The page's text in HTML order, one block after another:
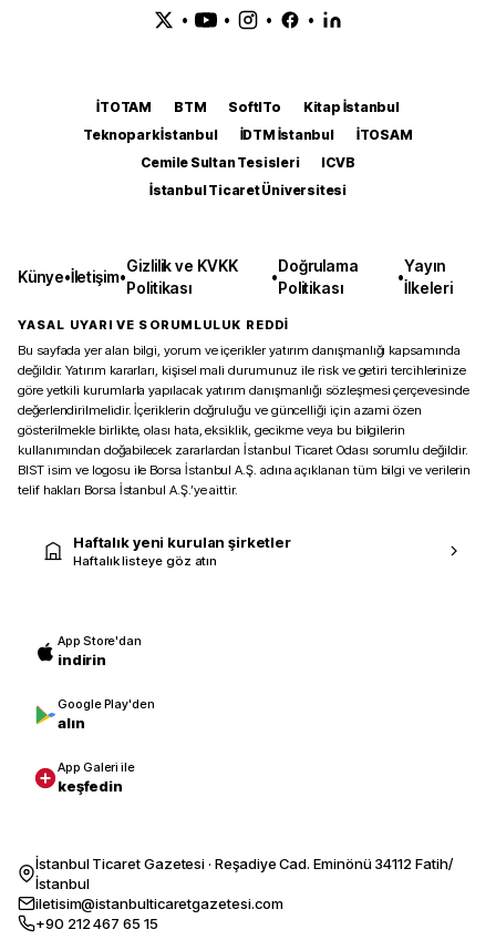
• • • •
İTOTAM BTM SoftITo
Kitap İstanbul
Teknopark İstanbul
İDTM İstanbul
İTOSAM
Cemile Sultan Tesisleri
ICVB
İstanbul Ticaret Üniversitesi
Künye•İletişim•
Gizlilik ve KVKK
Politikası
•
Doğrulama
Politikası
•
Yayın
İlkeleri
YASAL UYARI VE SORUMLULUK REDDİ
Bu sayfada yer alan bilgi, yorum ve içerikler yatırım danışmanlığı kapsamında
değildir. Yatırım kararları, kişisel mali durumunuz ile risk ve getiri tercihlerinize
göre yetkili kurumlarla yapılacak yatırım danışmanlığı sözleşmesi çerçevesinde
değerlendirilmelidir. İçeriklerin doğruluğu ve güncelliği için azami özen
gösterilmekle birlikte, olası hata, eksiklik, gecikme veya bu bilgilerin
kullanımından doğabilecek zararlardan İstanbul Ticaret Odası sorumlu değildir.
BIST isim ve logosu ile Borsa İstanbul A.Ş. adına açıklanan tüm bilgi ve verilerin
telif hakları Borsa İstanbul A.Ş.’ye aittir.
Haftalık yeni kurulan şirketler
Haftalık listeye göz atın
App Store'dan
indirin
Google Play'den
alın
App Galeri ile
keşfedin
İstanbul Ticaret Gazetesi · Reşadiye Cad. Eminönü 34112 Fatih/
İstanbul
iletisim@istanbulticaretgazetesi.com
+90 212 467 65 15